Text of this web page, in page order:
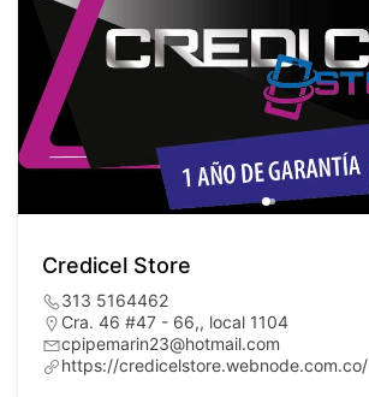
Credicel Store
313 5164462
Cra. 46 #47 - 66,, local 1104
cpipemarin23@hotmail.com
https://credicelstore.webnode.com.co/